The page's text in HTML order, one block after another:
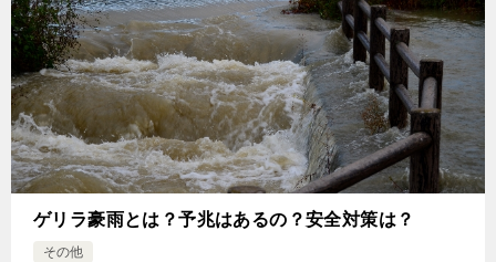
ゲリラ豪雨とは？予兆はあるの？安全対策は？
その他